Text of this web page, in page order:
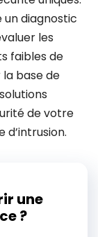
diagnostic
les
faibles de
base de
de votre
une
?